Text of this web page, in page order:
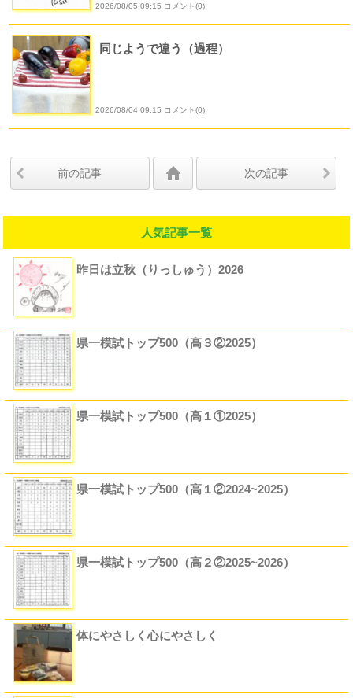
2026/08/05 09:15 コメント(0)
同じようで違う（過程）
2026/08/04 09:15 コメント(0)
前の記事 次の記事
人気記事一覧
昨日は立秋（りっしゅう）2026
県一模試トップ500（高３②2025）
県一模試トップ500（高１①2025）
県一模試トップ500（高１②2024~2025）
県一模試トップ500（高２②2025~2026）
体にやさしく心にやさしく